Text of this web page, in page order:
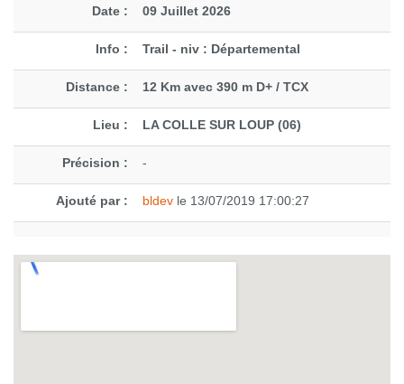
Date : 09 Juillet 2026
Info : Trail - niv : Départemental
Distance : 12 Km avec 390 m D+ / TCX
Lieu : LA COLLE SUR LOUP (06)
Précision : -
Ajouté par : bldev le 13/07/2019 17:00:27